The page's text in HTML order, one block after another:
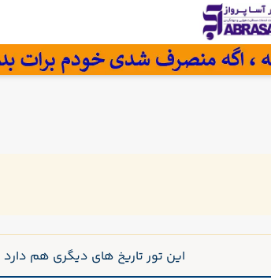
این تور تاریخ های دیگری هم دارد